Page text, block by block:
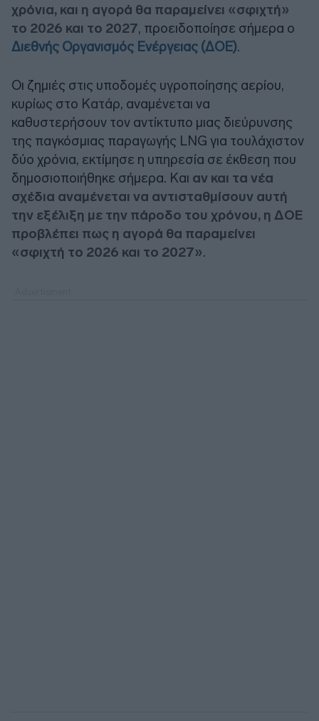
χρόνια, και η αγορά θα παραμείνει «σφιχτή»
το 2026 και το 2027, προειδοποίησε σήμερα ο
Διεθνής Οργανισμός Ενέργειας (ΔΟΕ).
Οι ζημιές στις υποδομές υγροποίησης αερίου,
κυρίως στο Κατάρ, αναμένεται να
καθυστερήσουν τον αντίκτυπο μιας διεύρυνσης
της παγκόσμιας παραγωγής LNG για τουλάχιστον
δύο χρόνια, εκτίμησε η υπηρεσία σε έκθεση που
δημοσιοποιήθηκε σήμερα. Και αν και τα νέα
σχέδια αναμένεται να αντισταθμίσουν αυτή
την εξέλιξη με την πάροδο του χρόνου, η ΔΟΕ
προβλέπει πως η αγορά θα παραμείνει
«σφιχτή το 2026 και το 2027».